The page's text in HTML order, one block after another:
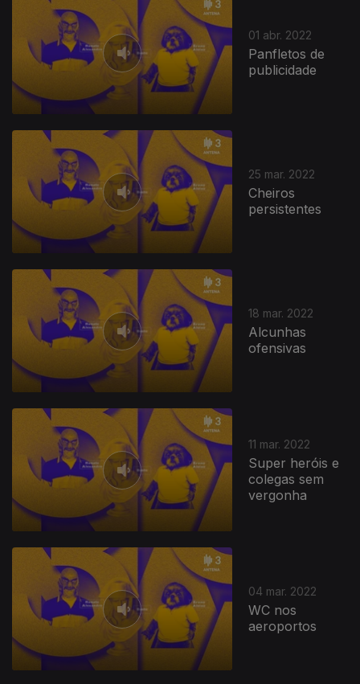
01 abr. 2022
Panfletos de
publicidade
25 mar. 2022
Cheiros
persistentes
18 mar. 2022
Alcunhas
ofensivas
11 mar. 2022
Super heróis e
colegas sem
vergonha
04 mar. 2022
WC nos
aeroportos